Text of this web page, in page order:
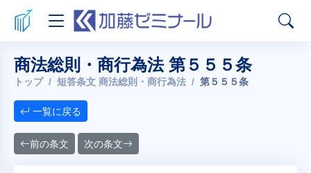
商法総則・商行為法 第５５５条
トップ 短答条文 商法総則・商行為法 第５５５条
一覧に戻る
前の条文 次の条文